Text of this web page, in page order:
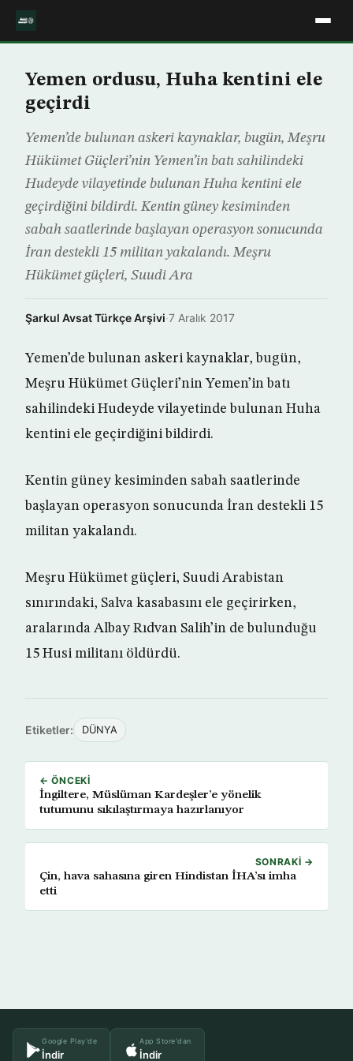
Yemen ordusu, Huha kentini ele
geçirdi
Yemen’de bulunan askeri kaynaklar, bugün, Meşru
Hükümet Güçleri’nin Yemen’in batı sahilindeki
Hudeyde vilayetinde bulunan Huha kentini ele
geçirdiğini bildirdi. Kentin güney kesiminden
sabah saatlerinde başlayan operasyon sonucunda
İran destekli 15 militan yakalandı. Meşru
Hükümet güçleri, Suudi Ara
Şarkul Avsat Türkçe Arşivi·7 Aralık 2017
Yemen’de bulunan askeri kaynaklar, bugün,
Meşru Hükümet Güçleri’nin Yemen’in batı
sahilindeki Hudeyde vilayetinde bulunan Huha
kentini ele geçirdiğini bildirdi.
Kentin güney kesiminden sabah saatlerinde
başlayan operasyon sonucunda İran destekli 15
militan yakalandı.
Meşru Hükümet güçleri, Suudi Arabistan
sınırındaki, Salva kasabasını ele geçirirken,
aralarında Albay Rıdvan Salih’in de bulunduğu
15 Husi militanı öldürdü.
Etiketler: DÜNYA
← ÖNCEKI
İngiltere, Müslüman Kardeşler’e yönelik
tutumunu sıkılaştırmaya hazırlanıyor
SONRAKI →
Çin, hava sahasına giren Hindistan İHA’sı imha
etti
Google Play'de
İndir
App Store'dan
İndir